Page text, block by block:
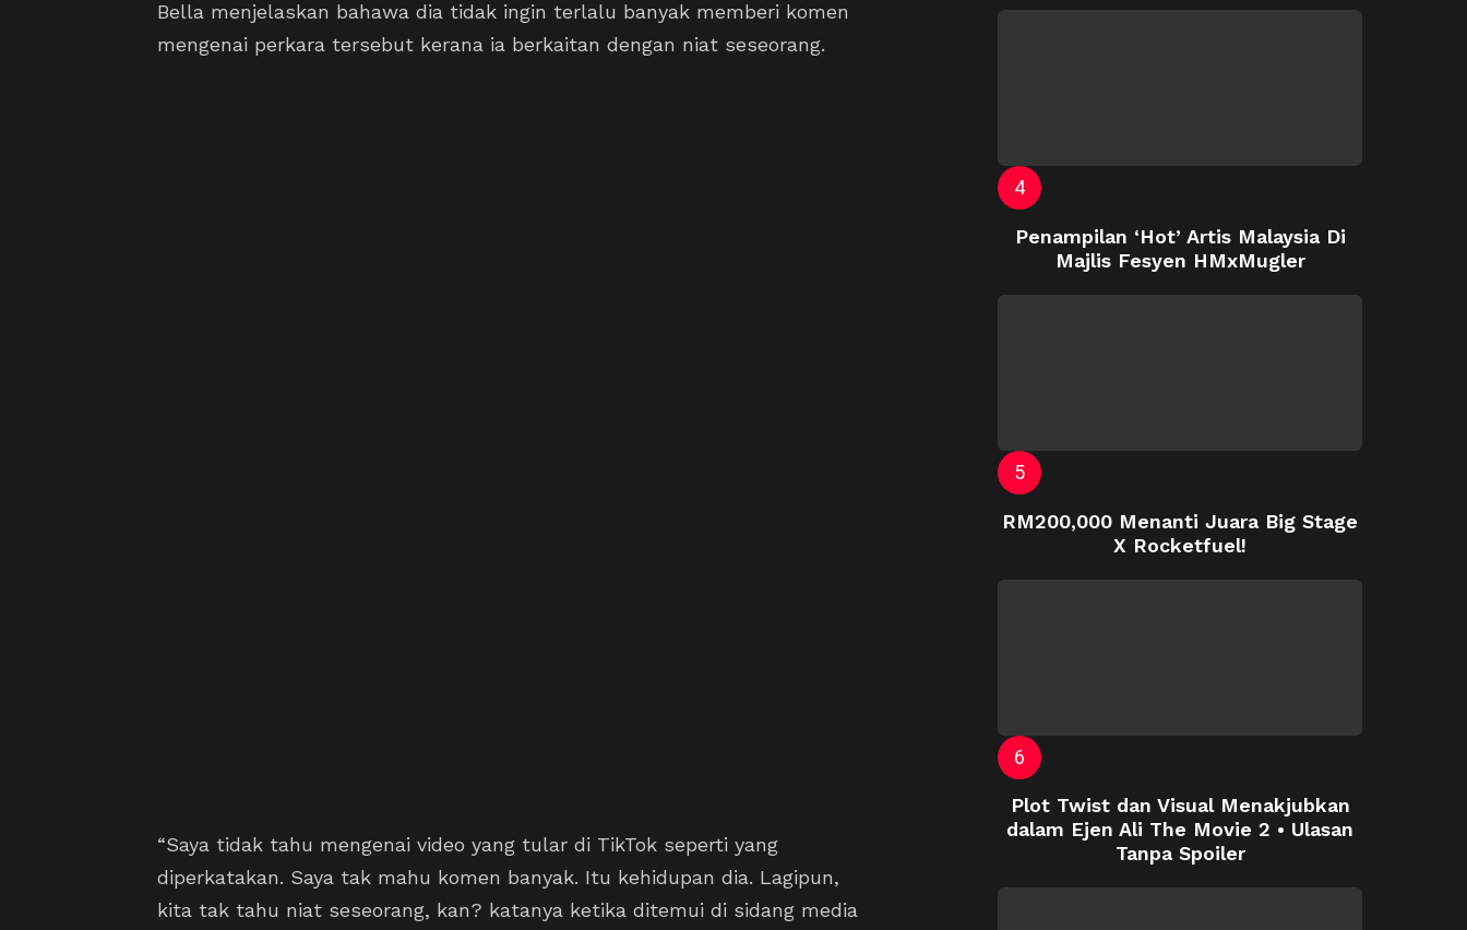
Bella menjelaskan bahawa dia tidak ingin terlalu banyak memberi komen
mengenai perkara tersebut kerana ia berkaitan dengan niat seseorang.
“Saya tidak tahu mengenai video yang tular di TikTok seperti yang
diperkatakan. Saya tak mahu komen banyak. Itu kehidupan dia. Lagipun,
kita tak tahu niat seseorang, kan? katanya ketika ditemui di sidang media
Penampilan ‘Hot’ Artis Malaysia Di
Majlis Fesyen HMxMugler
RM200,000 Menanti Juara Big Stage
X Rocketfuel!
Plot Twist dan Visual Menakjubkan
dalam Ejen Ali The Movie 2 • Ulasan
Tanpa Spoiler